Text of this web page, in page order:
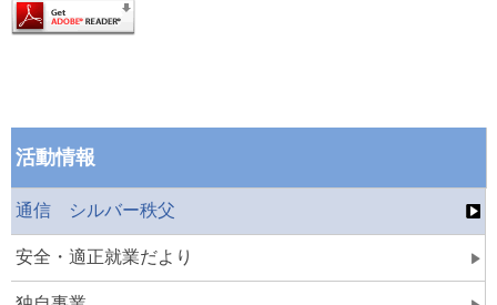
活動情報
通信 シルバー秩父
安全・適正就業だより